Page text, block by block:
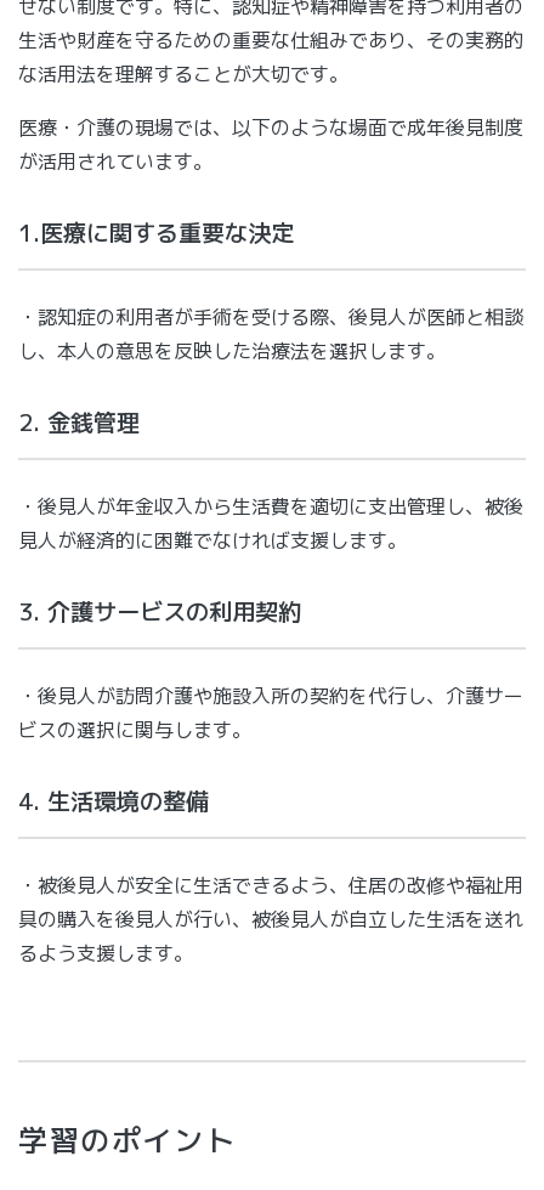
せない制度です。特に、認知症や精神障害を持つ利用者の
生活や財産を守るための重要な仕組みであり、その実務的
な活用法を理解することが大切です。
医療・介護の現場では、以下のような場面で成年後見制度
が活用されています。
1.医療に関する重要な決定
・認知症の利用者が手術を受ける際、後見人が医師と相談
し、本人の意思を反映した治療法を選択します。
2. 金銭管理
・後見人が年金収入から生活費を適切に支出管理し、被後
見人が経済的に困難でなければ支援します。
3. 介護サービスの利用契約
・後見人が訪問介護や施設入所の契約を代行し、介護サー
ビスの選択に関与します。
4. 生活環境の整備
・被後見人が安全に生活できるよう、住居の改修や福祉用
具の購入を後見人が行い、被後見人が自立した生活を送れ
るよう支援します。
学習のポイント